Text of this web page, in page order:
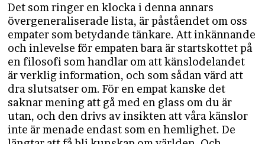
Det som ringer en klocka i denna annars
övergeneraliserade lista, är påståendet om oss
empater som betydande tänkare. Att inkännande
och inlevelse för empaten bara är startskottet på
en filosofi som handlar om att känslodelandet
är verklig information, och som sådan värd att
dra slutsatser om. För en empat kanske det
saknar mening att gå med en glass om du är
utan, och den drivs av insikten att våra känslor
inte är menade endast som en hemlighet. De